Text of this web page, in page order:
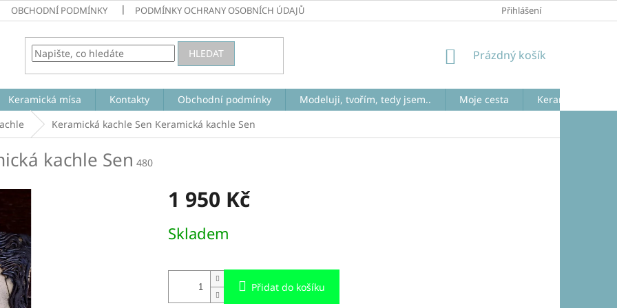
OBCHODNÍ PODMÍNKY PODMÍNKY OCHRANY OSOBNÍCH ÚDAJŮ Přihlášení
HLEDAT
NÁKUPNÍ
Prázdný košík
Keramická mísa Kontakty Obchodní podmínky Modeluji, tvořím, tedy jsem.. Moje cesta
Keramika raku.
Keramická kachle Sen Keramická kachle Sen
kachle Sen 480
1 950 Kč
cena:
Skladem
Přidat do košíku